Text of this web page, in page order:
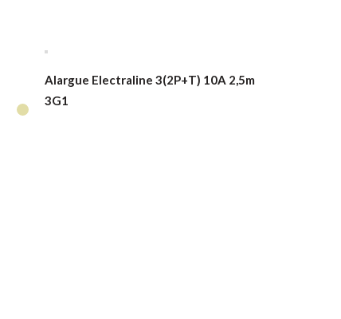
Alargue Electraline 3(2P+T) 10A 2,5m
3G1